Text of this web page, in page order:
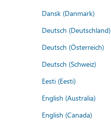
Dansk (Danmark)
Deutsch (Deutschland)
Deutsch (Österreich)
Deutsch (Schweiz)
Eesti (Eesti)
English (Australia)
English (Canada)